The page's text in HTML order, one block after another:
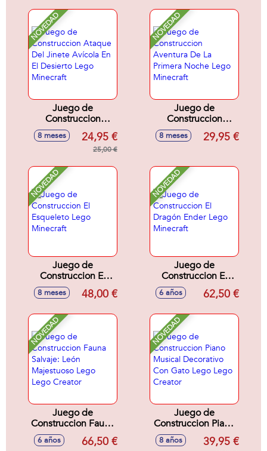
en las clases de
Herbología de
Hogwarts..
NOVEDAD
Juego de
Construccion
Ataque Del Jinete
Avícola En El
Desierto Lego
8 meses 24,95 €
25,00 €
NOVEDAD
Juego de
Construccion
Aventura De La
Primera Noche
8 meses 29,95 €
NOVEDAD
Juego de
Construccion El
Esqueleto Lego
Minecraft
8 meses 48,00 €
NOVEDAD
Juego de
Construccion El
Dragón Ender Lego
Minecraft
6 años 62,50 €
NOVEDAD
Juego de
Construccion Fauna
Salvaje: León
Majestuoso Lego
6 años 66,50 €
NOVEDAD
Juego de
Construccion Piano
Musical Decorativo
Con Gato Lego
8 años 39,95 €